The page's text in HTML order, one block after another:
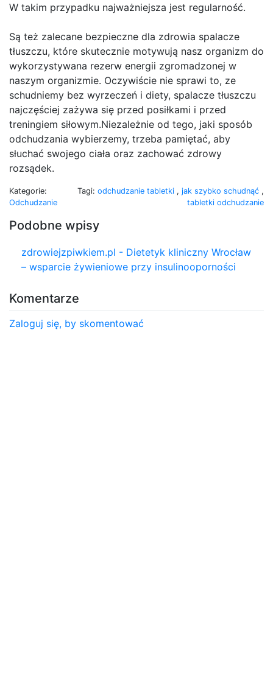
W takim przypadku najważniejsza jest regularność.
Są też zalecane bezpieczne dla zdrowia spalacze
tłuszczu, które skutecznie motywują nasz organizm do
wykorzystywana rezerw energii zgromadzonej w
naszym organizmie. Oczywiście nie sprawi to, ze
schudniemy bez wyrzeczeń i diety, spalacze tłuszczu
najczęściej zażywa się przed posiłkami i przed
treningiem siłowym.Niezależnie od tego, jaki sposób
odchudzania wybierzemy, trzeba pamiętać, aby
słuchać swojego ciała oraz zachować zdrowy
rozsądek.
Kategorie:
Odchudzanie
Tagi: odchudzanie tabletki , jak szybko schudnąć ,
tabletki odchudzanie
Podobne wpisy
zdrowiejzpiwkiem.pl - Dietetyk kliniczny Wrocław
– wsparcie żywieniowe przy insulinooporności
Komentarze
Zaloguj się, by skomentować